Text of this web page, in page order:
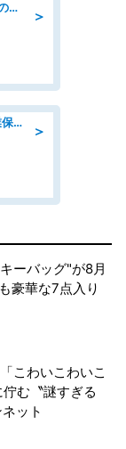
＞
未経験/トヨタ自動車 田原工場で部品の運搬作業/tutumi
＞
「土日祝休み」ヘルスケア業界の産業保健師/高時給/未経験OK/要資格:保健師、正看護師
ーバッグ"が8月
豪華な7点入り
こわいこわいこ
む〝謎すぎる
ット